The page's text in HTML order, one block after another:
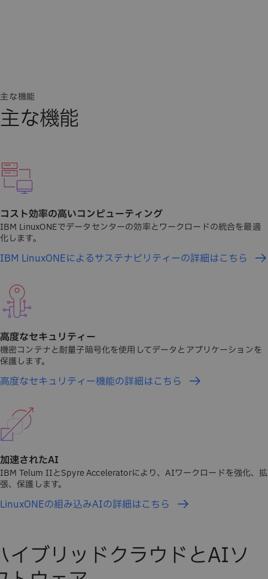
主な機能
主な機能
コスト効率の高いコンピューティング
IBM LinuxONEでデータセンターの効率とワークロードの統合を最適
化します。
IBM LinuxONEによるサステナビリティーの詳細はこちら
高度なセキュリティー
機密コンテナと耐量子暗号化を使用してデータとアプリケーションを
保護します。
高度なセキュリティー機能の詳細はこちら
加速されたAI
IBM Telum IIとSpyre Acceleratorにより、AIワークロードを強化、拡
張、保護します。
LinuxONEの組み込みAIの詳細はこちら
イブリッドクラウドとAIソ